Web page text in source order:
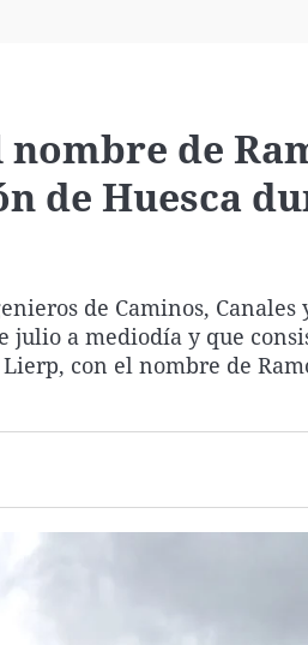
de
de Huesca
de Caminos, Canales
julio a mediodía y que
con el nombre de